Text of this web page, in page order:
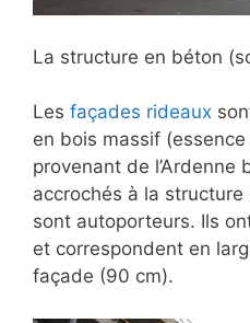
La structure en béton
Les façades rideaux
en bois massif
provenant de l’Ardenne
accrochés à la
sont autoporteurs. Ils
et correspondent en
façade (90 cm).